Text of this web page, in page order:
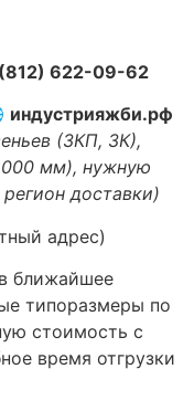
(812) 622-09-62
индустрияжби.рф
(ЗКП, ЗК),
мм), нужную
доставки)
адрес)
ближайшее
типоразмеры по
стоимость с
время отгрузки